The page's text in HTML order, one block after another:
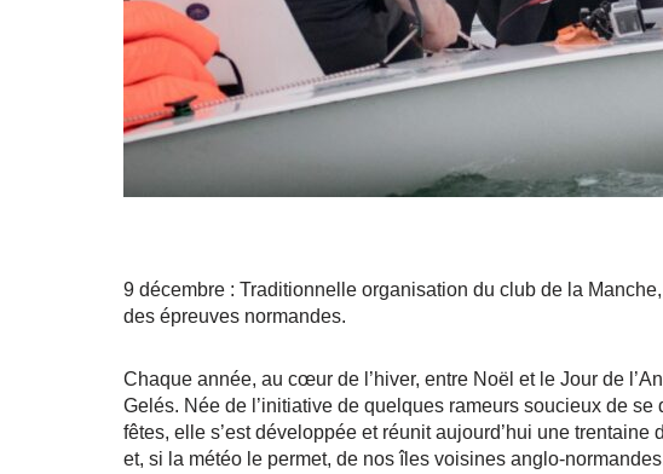
9 décembre : Traditionnelle organisation du club de la
des épreuves normandes.
Chaque année, au cœur de l’hiver, entre Noël et le Jour de
Gelés. Née de l’initiative de quelques rameurs soucieux de
fêtes, elle s’est développée et réunit aujourd’hui une trentaine
et, si la météo le permet, de nos îles voisines anglo-